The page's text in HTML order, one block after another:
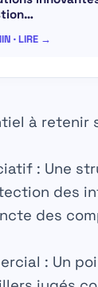
· LIRE →
à retenir
: Une
des
des
: Un